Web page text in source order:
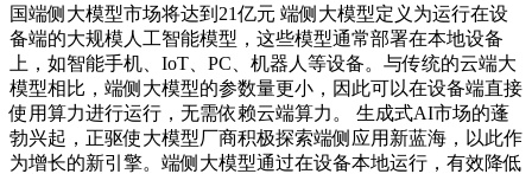
国端侧大模型市场将达到21亿元 端侧大模型定义为运行在设
备端的大规模人工智能模型，这些模型通常部署在本地设备
上，如智能手机、IoT、PC、机器人等设备。与传统的云端大
模型相比，端侧大模型的参数量更小，因此可以在设备端直接
使用算力进行运行，无需依赖云端算力。 生成式AI市场的蓬
勃兴起，正驱使大模型厂商积极探索端侧应用新蓝海，以此作
为增长的新引擎。端侧大模型通过在设备本地运行，有效降低